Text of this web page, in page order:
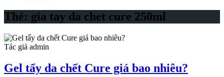
Thẻ: gia tay da chet cure 250ml
Tác giả admin
Gel tẩy da chết Cure giá bao nhiêu?